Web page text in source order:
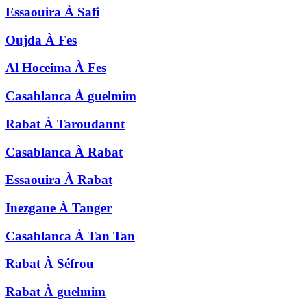
Essaouira À Safi
Oujda À Fes
Al Hoceima À Fes
Casablanca À guelmim
Rabat À Taroudannt
Casablanca À Rabat
Essaouira À Rabat
Inezgane À Tanger
Casablanca À Tan Tan
Rabat À Séfrou
Rabat À guelmim